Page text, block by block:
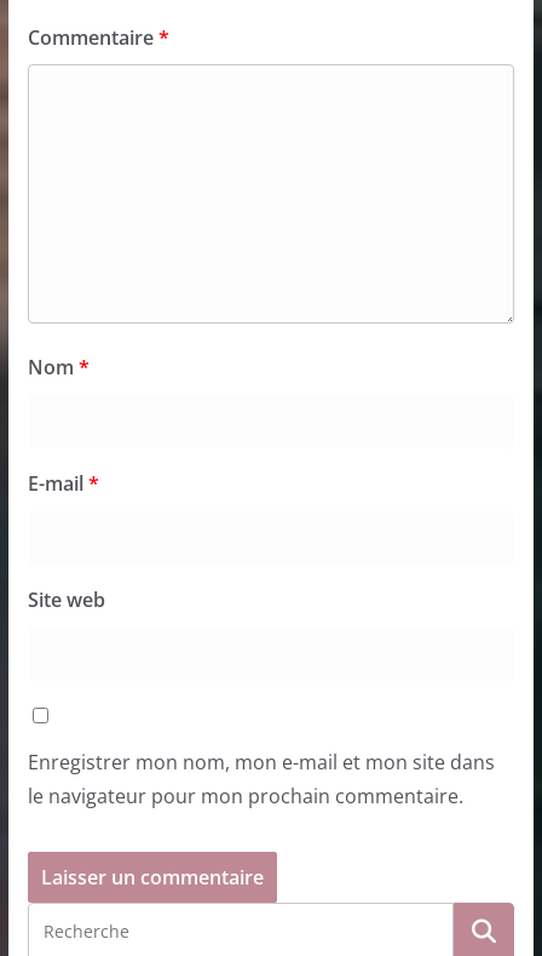
Commentaire*
Nom *
E-mail*
Site web
Enregistrer mon nom, mon e-mail et mon site dans
le navigateur pour mon prochain commentaire.